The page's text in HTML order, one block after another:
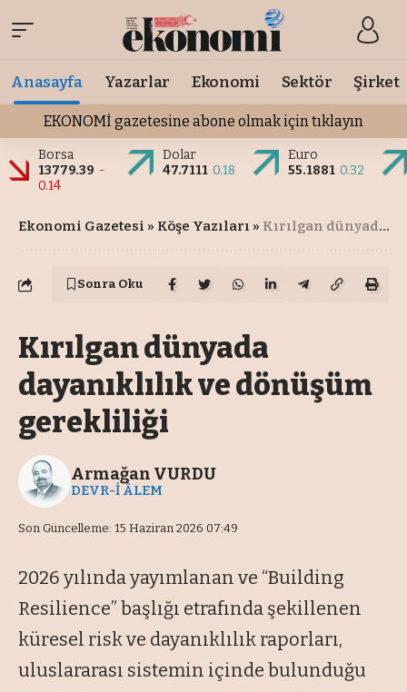
Anasayfa Yazarlar Ekonomi Sektör Şirket
EKONOMİ gazetesine abone olmak için tıklayın
Borsa
13779.39 -
0.14
Dolar
47.7111 0.18
Euro
55.1881 0.32
Ekonomi Gazetesi » Köşe Yazıları » Kırılgan dünyada dayanıklılık ve dönüşüm gerekliliği
Sonra Oku
Kırılgan dünyada
dayanıklılık ve dönüşüm
gerekliliği
Son Güncelleme: 15 Haziran 2026 07:49
Armağan VURDU
DEVR-İ ÂLEM
2026 yılında yayımlanan ve “Building
Resilience” başlığı etrafında şekillenen
küresel risk ve dayanıklılık raporları,
uluslararası sistemin içinde bulunduğu